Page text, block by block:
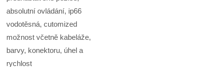
absolutní ovládání, ip66
vodotěsná, cutomized
možnost včetně kabeláže,
barvy, konektoru, úhel a
rychlost